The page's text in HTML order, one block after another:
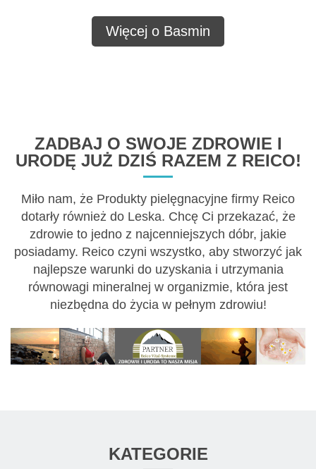
Więcej o Basmin
ZADBAJ O SWOJE ZDROWIE I
URODĘ JUŻ DZIŚ RAZEM Z REICO!
Miło nam, że Produkty pielęgnacyjne firmy Reico
dotarły również do Leska. Chcę Ci przekazać, że
zdrowie to jedno z najcenniejszych dóbr, jakie
posiadamy. Reico czyni wszystko, aby stworzyć jak
najlepsze warunki do uzyskania i utrzymania
równowagi mineralnej w organizmie, która jest
niezbędna do życia w pełnym zdrowiu!
KATEGORIE